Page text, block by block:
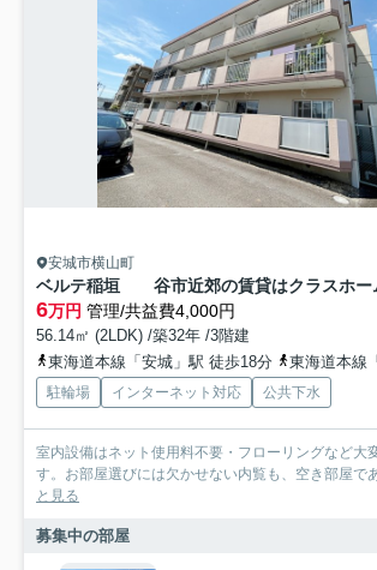
安城市横山町
ベルテ稲垣 谷市近郊の賃貸はクラスホー
6万円 管理/共益費4,000円
56.14㎡ (2LDK) /築32年 /3階建
東海道本線「安城」駅 徒歩18分
東海道本線「三
駐輪場 インターネット対応 公共下水
室内設備はネット使用料不要・フローリングなど大
す。お部屋選びには欠かせない内覧も、空き部屋で
と見る
募集中の部屋